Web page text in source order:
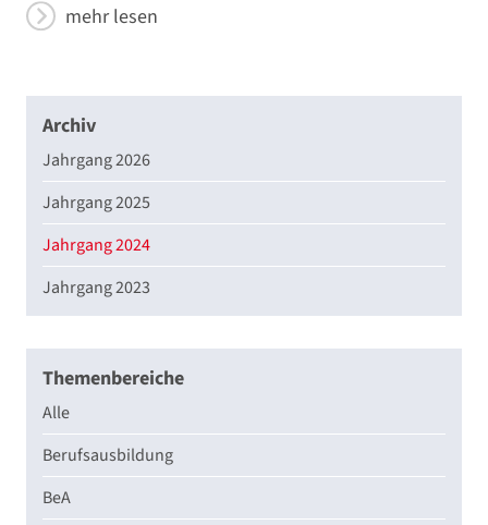
mehr lesen
Archiv
Jahrgang 2026
Jahrgang 2025
Jahrgang 2024
Jahrgang 2023
Themenbereiche
Alle
Berufsausbildung
BeA